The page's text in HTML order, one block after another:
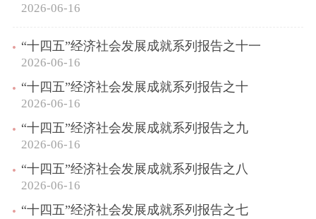
2026-06-16
“十四五”经济社会发展成就系列报告之十一
2026-06-16
“十四五”经济社会发展成就系列报告之十
2026-06-16
“十四五”经济社会发展成就系列报告之九
2026-06-16
“十四五”经济社会发展成就系列报告之八
2026-06-16
“十四五”经济社会发展成就系列报告之七